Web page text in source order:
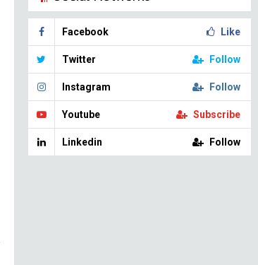
Facebook Like
Twitter Follow
Instagram Follow
Youtube Subscribe
Linkedin Follow